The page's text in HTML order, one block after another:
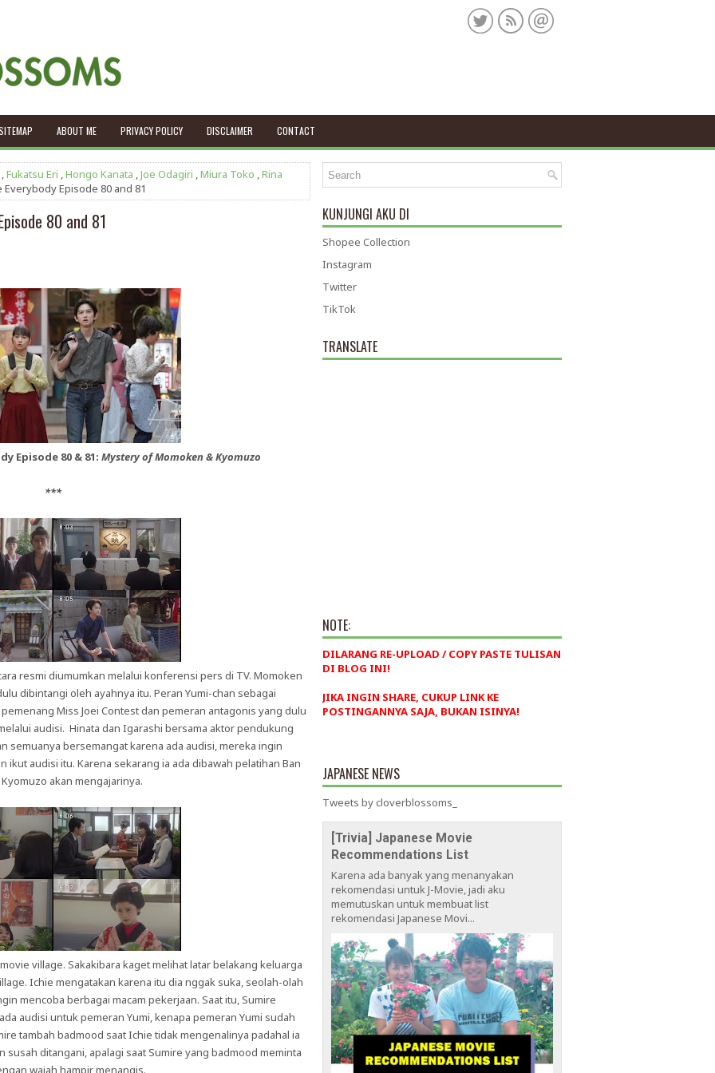
ABOUT ME PRIVACY POLICY DISCLAIMER CONTACT
,Fukatsu Eri ,Hongo Kanata ,Joe Odagiri ,Miura Toko ,Rina
Episode 80 and 81
80 and 81
Episode 80 & 81: Mystery of Momoken & Kyomuzo
***
resmi diumumkan melalui konferensi pers di TV. Momoken
dibintangi oleh ayahnya itu. Peran Yumi-chan sebagai
Miss Joei Contest dan pemeran antagonis yang dulu
audisi. Hinata dan Igarashi bersama aktor pendukung
semuanya bersemangat karena ada audisi, mereka ingin
ikut audisi itu. Karena sekarang ia ada dibawah pelatihan Ban
akan mengajarinya.
village. Sakakibara kaget melihat latar belakang keluarga
Ichie mengatakan karena itu dia nggak suka, seolah-olah
mencoba berbagai macam pekerjaan. Saat itu, Sumire
audisi untuk pemeran Yumi, kenapa pemeran Yumi sudah
tambah badmood saat Ichie tidak mengenalinya padahal ia
susah ditangani, apalagi saat Sumire yang badmood meminta
wajah hampir menangis.
KUNJUNGI AKU DI
Shopee Collection
Instagram
Twitter
TikTok
TRANSLATE
NOTE:
DILARANG RE-UPLOAD / COPY PASTE TULISAN
DI BLOG INI!
JIKA INGIN SHARE, CUKUP LINK KE
POSTINGANNYA SAJA, BUKAN ISINYA!
JAPANESE NEWS
Tweets by cloverblossoms_
[Trivia] Japanese Movie
Recommendations List
Karena ada banyak yang menanyakan
rekomendasi untuk J-Movie, jadi aku
memutuskan untuk membuat list
rekomendasi Japanese Movi...